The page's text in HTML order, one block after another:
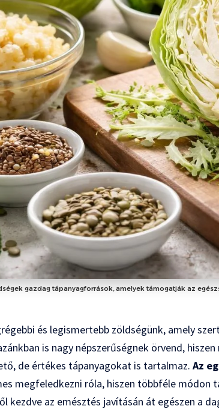
gazdag tápanyagforrások, amelyek támogatják az
és legismertebb zöldségünk, amely
is nagy népszerűségnek örvend,
de értékes tápanyagokat is tartalmaz.Az
megfeledkezni róla, hiszen többféle módon
kezdve az emésztés javításán át egészen a